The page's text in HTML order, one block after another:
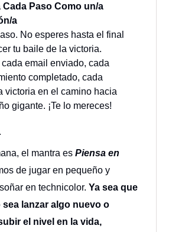
Cada Paso Como un/a
a
No esperes hasta el final
tu baile de la victoria.
email enviado, cada
completado, cada
victoria en el camino hacia
gigante. ¡Te lo mereces!
el mantra es Piensa en
de jugar en pequeño y
en technicolor. Ya sea que
lanzar algo nuevo o
el nivel en la vida,